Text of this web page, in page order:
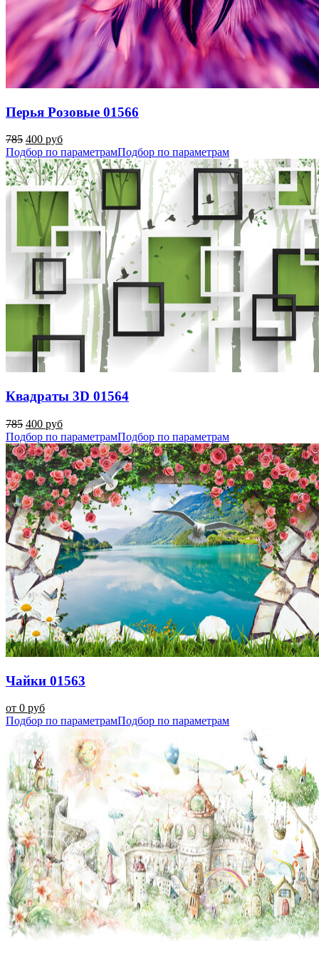
Перья Розовые 01566
785 400 руб
Подбор по параметрамПодбор по параметрам
Квадраты 3D 01564
785 400 руб
Подбор по параметрамПодбор по параметрам
Чайки 01563
от 0 руб
Подбор по параметрамПодбор по параметрам